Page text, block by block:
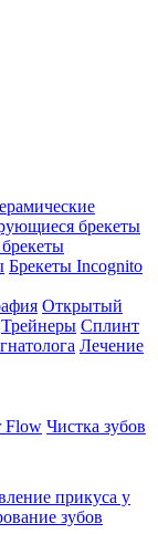
брекеты
Брекеты Incognito
Открытый
Трейнеры Сплинт
Лечение
Flow Чистка зубов
прикуса у
зубов